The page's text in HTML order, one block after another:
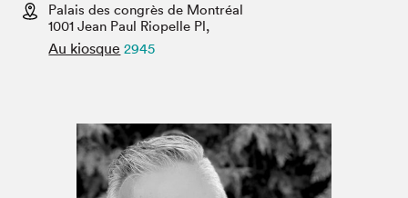
Espace exposant⋅e⋅s
Espace enseignant·e·s
Projets partenaires
Palais des congrès de Montréal
1001 Jean Paul Riopelle Pl,
Au kiosque 2945